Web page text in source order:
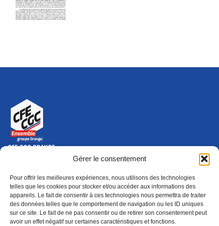
Gérer le consentement
Pour offrir les meilleures expériences, nous utilisons des technologies
telles que les cookies pour stocker et/ou accéder aux informations des
appareils. Le fait de consentir à ces technologies nous permettra de traiter
des données telles que le comportement de navigation ou les ID uniques
sur ce site. Le fait de ne pas consentir ou de retirer son consentement peut
avoir un effet négatif sur certaines caractéristiques et fonctions.
CFE-CGC ORANGE
10-12 rue Saint Amand, 75015 Paris Cedex 15
Nous contacter
01 46 79 28 74
S'ABONNER(NOUVELLE FENÊTRE)
ADHÉRER